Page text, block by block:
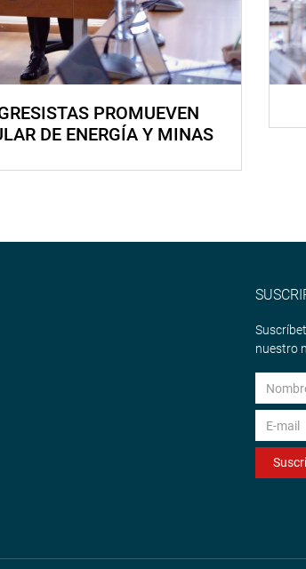
PROMUEVEN
DE ENERGÍA Y MINAS
nuestro